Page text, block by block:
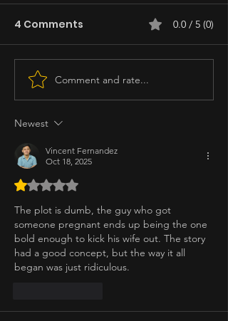
4 Comments 0.0 / 5 (0)
Comment and rate...
Newest
Vincent Fernandez
Oct 18, 2025
Rated 1 out of 5 stars.
The plot is dumb, the guy who got
someone pregnant ends up being the one
bold enough to kick his wife out. The story
had a good concept, but the way it all
began was just ridiculous.